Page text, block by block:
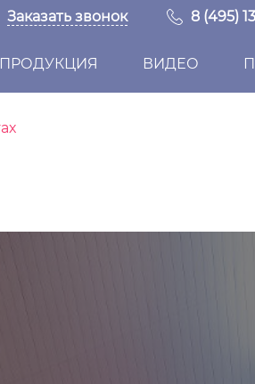
Заказать звонок 8 (495)
ПРОДУКЦИЯ ВИДЕО